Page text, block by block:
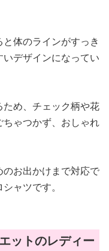
体のラインがすっき
デザインになってい
め、チェック柄や花
ゃつかず、おしゃれ
お出かけまで対応で
ャツです。
ットのレディー